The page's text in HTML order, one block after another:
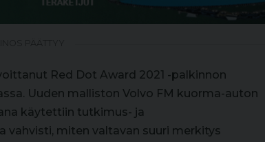
Red Dot Award 2021 -palkinnon
Uuden malliston Volvo FM kuorma-auton
käytettiin tutkimus- ja
miten valtavan suuri merkitys